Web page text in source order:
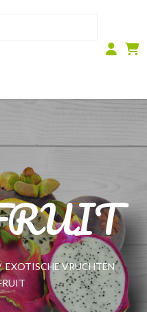
EXOTISCHE VRUCHTEN